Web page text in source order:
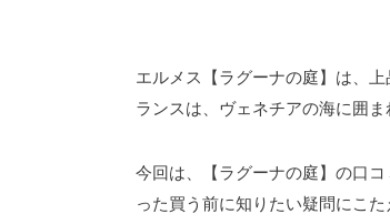
エルメス【ラグーナの庭】は、
ランスは、ヴェネチアの海に囲
今回は、【ラグーナの庭】の口
った買う前に知りたい疑問にこた